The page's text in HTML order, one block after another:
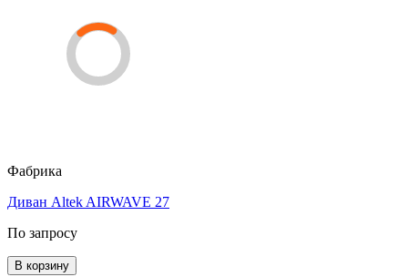
Фабрика
Диван Altek AIRWAVE 27
По запросу
В корзину